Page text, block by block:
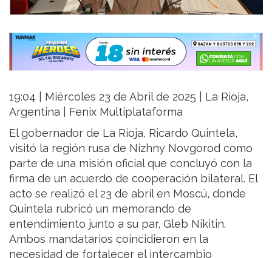
19:04 | Miércoles 23 de Abril de 2025 | La Rioja,
Argentina | Fenix Multiplataforma
El gobernador de La Rioja, Ricardo Quintela,
visitó la región rusa de Nizhny Novgorod como
parte de una misión oficial que concluyó con la
firma de un acuerdo de cooperación bilateral. El
acto se realizó el 23 de abril en Moscú, donde
Quintela rubricó un memorando de
entendimiento junto a su par, Gleb Nikitin.
Ambos mandatarios coincidieron en la
necesidad de fortalecer el intercambio